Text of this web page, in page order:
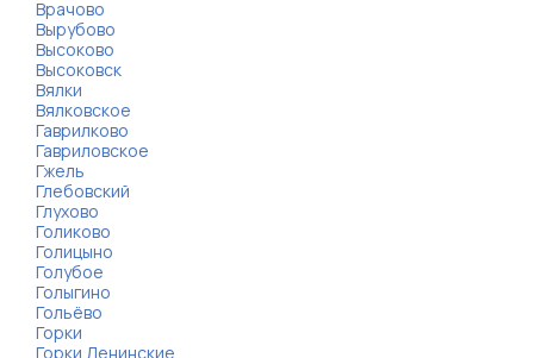
Врачово
Вырубово
Высоково
Высоковск
Вялки
Вялковское
Гаврилково
Гавриловское
Гжель
Глебовский
Глухово
Голиково
Голицыно
Голубое
Голыгино
Гольёво
Горки
Горки Ленинские